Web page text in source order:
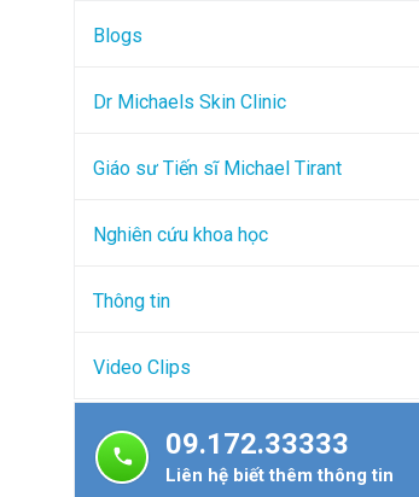
Blogs
Dr Michaels Skin Clinic
Giáo sư Tiến sĩ Michael Tirant
Nghiên cứu khoa học
Thông tin
Video Clips
09.172.33333
Liên hệ biết thêm thông tin